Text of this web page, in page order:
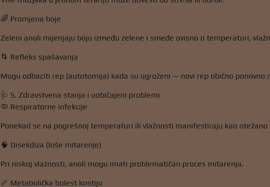
🌈 Promjena boje
Zeleni anoli mijenjaju boju između zelene i smeđe ovisno o temperaturi,
🌀 Refleks spašavanja
Mogu odbaciti rep (autotomija) kada su ugroženi — novi rep obično
🩺 5. Zdravstvena stanja i uobičajeni problemi
🦠 Respiratorne infekcije
Ponekad se na pogrešnoj temperaturi ili vlažnosti manifestiraju kao
🧠 Disekdiza (loše mitarenje)
Pri niskoj vlažnosti, anoli mogu imati problematičan proces mitarenja.
🦴 Metabolička bolest kostiju